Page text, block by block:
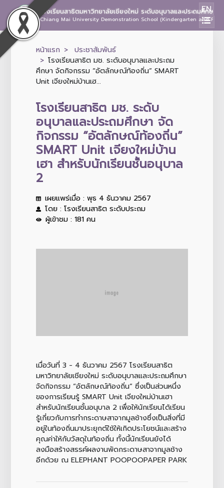
โรงเรียนสาธิตมหาวิทยาลัยเชียงใหม่ ระดับอนุบาลและประถมศึกษา
Chiang Mai University Demonstration School (Kindergarten and
EN
หน้าแรก
ประชาสัมพันธ์
โรงเรียนสาธิต มช. ระดับอนุบาลและประถม
ศึกษา จัดกิจกรรม “อัตลักษณ์ท้องถิ่น” SMART
Unit เจียงใหม่บ้านเฮ...
โรงเรียนสาธิต มช. ระดับ
อนุบาลและประถมศึกษา จัด
กิจกรรม “อัตลักษณ์ท้องถิ่น”
SMART Unit เจียงใหม่บ้าน
เฮา สำหรับนักเรียนชั้นอนุบาล
2
เผยแพร่เมื่อ : พุธ 4 ธันวาคม 2567
โดย : โรงเรียนสาธิต ระดับประถม
ผู้เข้าชม : 181 คน
เมื่อวันที่ 3 - 4 ธันวาคม 2567 โรงเรียนสาธิต
มหาวิทยาลัยเชียงใหม่ ระดับอนุบาลและประถมศึกษา
จัดกิจกรรม “อัตลักษณ์ท้องถิ่น” ซึ่งเป็นส่วนหนึ่ง
ของการเรียนรู้ SMART Unit เจียงใหม่บ้านเฮา
สำหรับนักเรียนชั้นอนุบาล 2 เพื่อให้นักเรียนได้เรียน
รู้เกี่ยวกับการทำกระดาษสาจากมูลช้างซึ่งเป็นสิ่งที่มี
อยู่ในท้องถิ่นมาประยุกต์ใช้ให้เกิดประโยชน์และสร้าง
คุณค่าให้กับวัสดุในท้องถิ่น ทั้งนี้นักเรียนยังได้
ลงมือสร้างสรรค์ผลงานพัดกระดาษสาจากมูลช้าง
อีกด้วย ณ ELEPHANT POOPOOPAPER PARK